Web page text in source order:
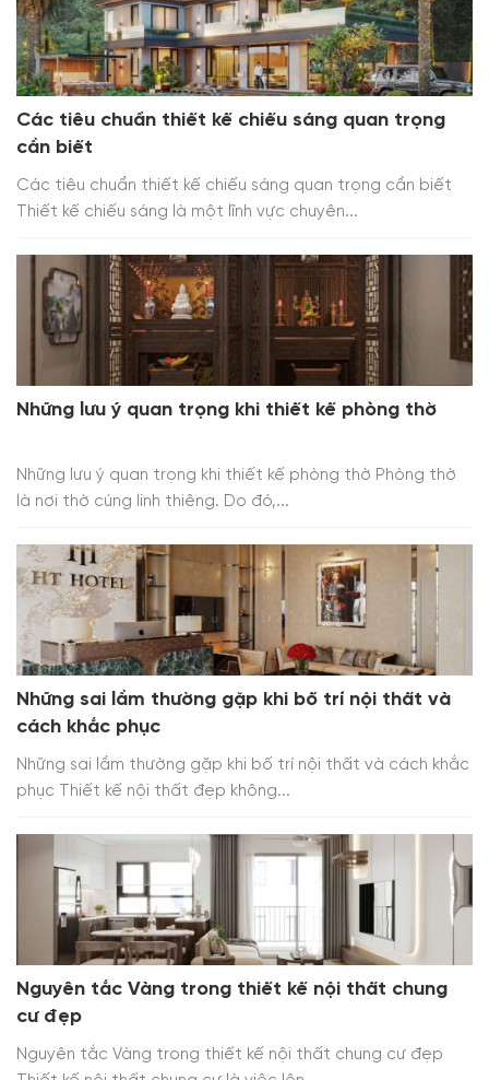
Các tiêu chuẩn thiết kế chiếu sáng quan trọng
cần biết
Các tiêu chuẩn thiết kế chiếu sáng quan trọng cần biết
Thiết kế chiếu sáng là một lĩnh vực chuyên...
Những lưu ý quan trọng khi thiết kế phòng thờ
Những lưu ý quan trọng khi thiết kế phòng thờ Phòng thờ
là nơi thờ cúng linh thiêng. Do đó,...
Những sai lầm thường gặp khi bố trí nội thất và
cách khắc phục
Những sai lầm thường gặp khi bố trí nội thất và cách khắc
phục Thiết kế nội thất đẹp không...
Nguyên tắc Vàng trong thiết kế nội thất chung
cư đẹp
Nguyên tắc Vàng trong thiết kế nội thất chung cư đẹp